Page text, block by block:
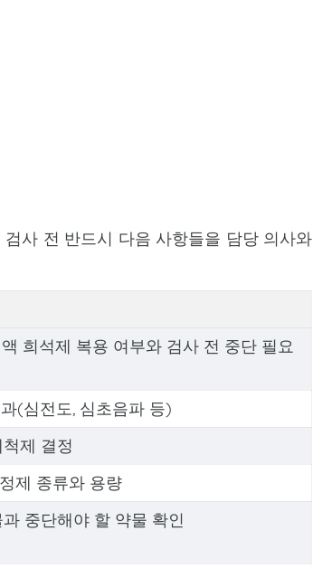
사 전 반드시 다음 사항들을 담당 의사와
희석제 복용 여부와 검사 전 중단 필요
(심전도, 심초음파 등)
제 결정
제 종류와 용량
중단해야 할 약물 확인